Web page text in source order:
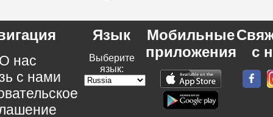
нас
с нами
Язык
Выберите
язык:
Мобильные
приложения
с